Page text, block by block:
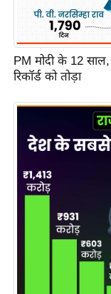
PM मोदी के 12
रिकॉर्ड को तोड़ा